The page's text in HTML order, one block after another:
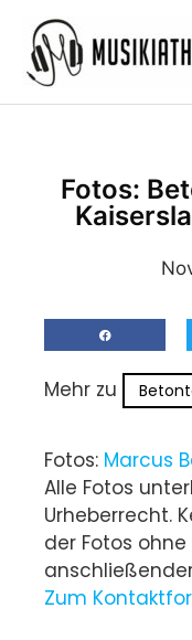
Inhalt
springen
Fotos:
Mehr zu
Fotos: Marcus
Alle Fotos
Urheberrecht.
der Fotos
Zum